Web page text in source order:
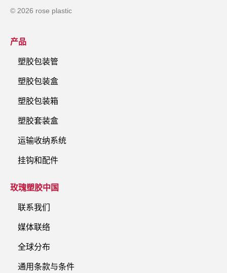
© 2026 rose plastic
产品
塑胶包装管
塑胶包装盒
塑胶包装箱
塑胶套装盒
运输收纳系统
挂钩和配件
玫瑰塑胶中国
联系我们
媒体联络
全球分布
通用条款与条件